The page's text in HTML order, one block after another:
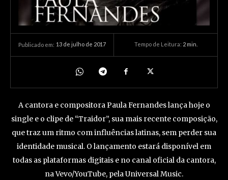
Publicado em: 13 de julho de 2017 Tempo de Leitura: 2min.
A cantora e compositora Paula Fernandes lança hoje o
single e o clipe de “Traidor”, sua mais recente composição,
que traz um ritmo com influências latinas, sem perder sua
identidade musical. O lançamento estará disponível em
todas as plataformas digitais e no canal oficial da cantora,
na Vevo/YouTube, pela Universal Music.